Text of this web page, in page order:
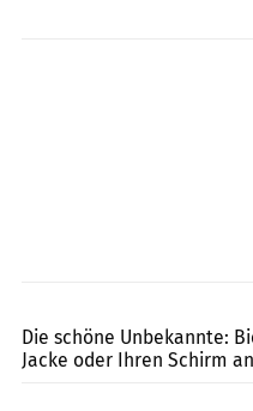
Die schöne Unbekannte:
Jacke oder Ihren Schirm an